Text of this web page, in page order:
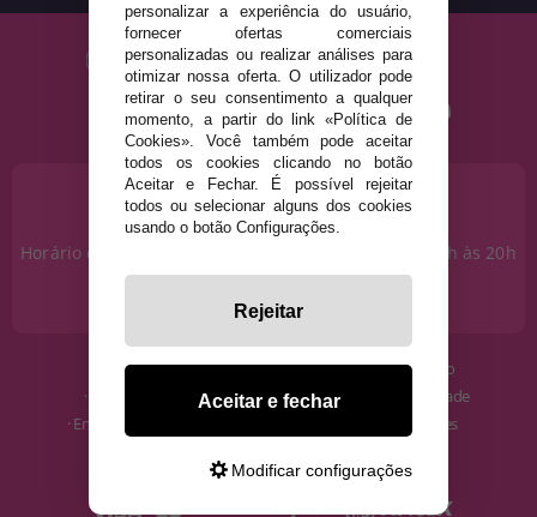
PRECISA DE AJUDA?
915 793 695
Horário de segunda a sexta das 10h às 14h e das 17h às 20h
info@disfracestuyyo.pt
· Quem somos
· Como comprar
· Envios e Devoluções
· Condições de uso
· Política de Privacidade
· Política de Cookies
personalizar a experiência do usuário,
fornecer ofertas comerciais
personalizadas ou realizar análises para
otimizar nossa oferta. O utilizador pode
retirar o seu consentimento a qualquer
momento, a partir do link «Política de
Cookies». Você também pode aceitar
todos os cookies clicando no botão
Aceitar e Fechar. É possível rejeitar
todos ou selecionar alguns dos cookies
usando o botão Configurações.
Rejeitar
Aceitar e fechar
Modificar configurações